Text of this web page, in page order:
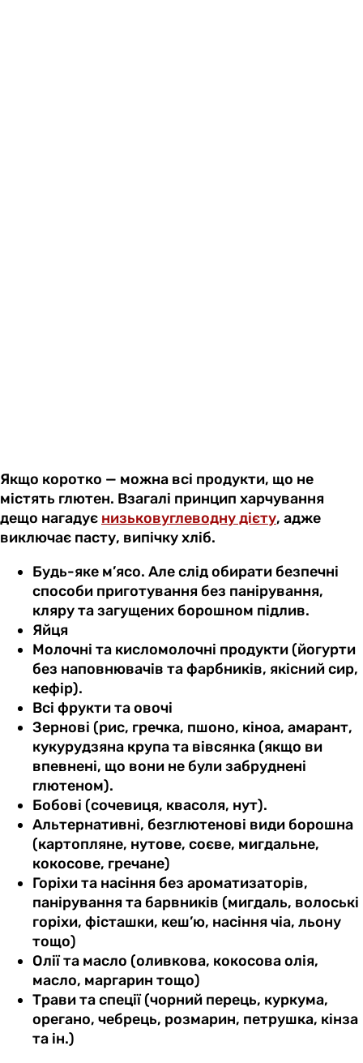
Якщо коротко — можна всі продукти, що не
містять глютен. Взагалі принцип харчування
дещо нагадує низьковуглеводну дієту, адже
виключає пасту, випічку хліб.
Будь-яке м’ясо. Але слід обирати безпечні
способи приготування без панірування,
кляру та загущених борошном підлив.
Яйця
Молочні та кисломолочні продукти (йогурти
без наповнювачів та фарбників, якісний сир,
кефір).
Всі фрукти та овочі
Зернові (рис, гречка, пшоно, кіноа, амарант,
кукурудзяна крупа та вівсянка (якщо ви
впевнені, що вони не були забруднені
глютеном).
Бобові (сочевиця, квасоля, нут).
Альтернативні, безглютенові види борошна
(картопляне, нутове, соєве, мигдальне,
кокосове, гречане)
Горіхи та насіння без ароматизаторів,
панірування та барвників (мигдаль, волоські
горіхи, фісташки, кеш’ю, насіння чіа, льону
тощо)
Олії та масло (оливкова, кокосова олія,
масло, маргарин тощо)
Трави та спеції (чорний перець, куркума,
орегано, чебрець, розмарин, петрушка, кінза
та ін.)